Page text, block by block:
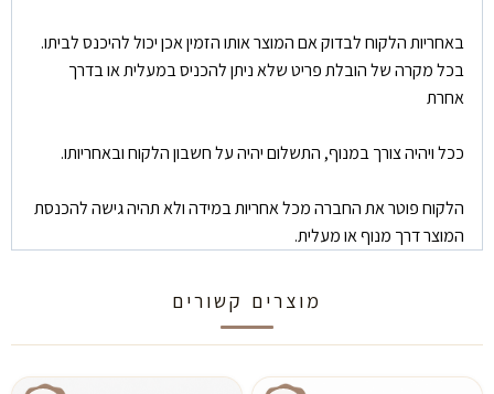
באחריות הלקוח לבדוק אם המוצר אותו הזמין אכן יכול להיכנס לביתו.
בכל מקרה של הובלת פריט שלא ניתן להכניס במעלית או בדרך
אחרת
ככל ויהיה צורך במנוף, התשלום יהיה על חשבון הלקוח ובאחריותו.
הלקוח פוטר את החברה מכל אחריות במידה ולא תהיה גישה להכנסת
המוצר דרך מנוף או מעלית.
מוצרים קשורים